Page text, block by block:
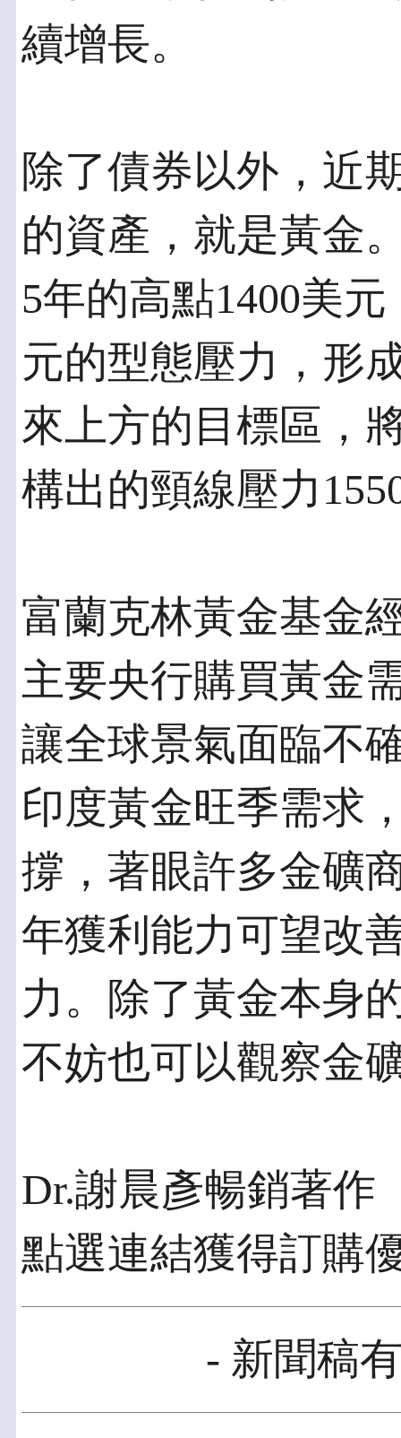
續增長。
除了債券以外，近
的資產，就是黃金
5年的高點1400美
元的型態壓力，形
來上方的目標區，
構出的頸線壓力
富蘭克林黃金基金
主要央行購買黃金
讓全球景氣面臨不
印度黃金旺季需求
撐，著眼許多金礦
年獲利能力可望改
力。除了黃金本身
不妨也可以觀察金
Dr.謝晨彥暢銷著作
點選連結獲得訂購
- 新聞稿